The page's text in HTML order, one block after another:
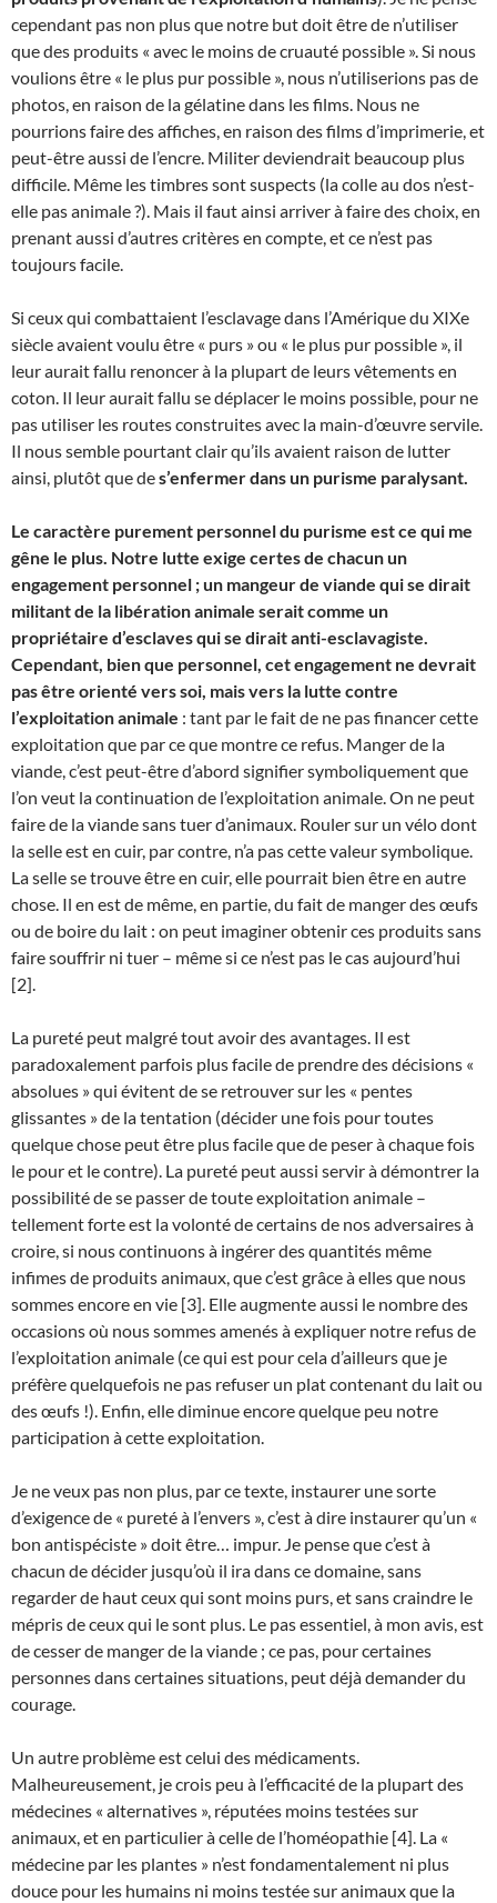
cependant pas non plus que notre but doit être de n’utiliser
que des produits « avec le moins de cruauté possible ». Si nous
voulions être « le plus pur possible », nous n’utiliserions pas de
photos, en raison de la gélatine dans les films. Nous ne
pourrions faire des affiches, en raison des films d’imprimerie, et
peut-être aussi de l’encre. Militer deviendrait beaucoup plus
difficile. Même les timbres sont suspects (la colle au dos n’est-
elle pas animale ?). Mais il faut ainsi arriver à faire des choix, en
prenant aussi d’autres critères en compte, et ce n’est pas
toujours facile.
Si ceux qui combattaient l’esclavage dans l’Amérique du XIXe
siècle avaient voulu être « purs » ou « le plus pur possible », il
leur aurait fallu renoncer à la plupart de leurs vêtements en
coton. Il leur aurait fallu se déplacer le moins possible, pour ne
pas utiliser les routes construites avec la main-d’œuvre servile.
Il nous semble pourtant clair qu’ils avaient raison de lutter
ainsi, plutôt que des’enfermer dans un purisme paralysant.
Le caractère purement personnel du purisme est ce qui me
gêne le plus. Notre lutte exige certes de chacun un
engagement personnel ; un mangeur de viande qui se dirait
militant de la libération animale serait comme un
propriétaire d’esclaves qui se dirait anti-esclavagiste.
Cependant, bien que personnel, cet engagement ne devrait
pas être orienté vers soi, mais vers la lutte contre
l’exploitation animale : tant par le fait de ne pas financer cette
exploitation que par ce que montre ce refus. Manger de la
viande, c’est peut-être d’abord signifier symboliquement que
l’on veut la continuation de l’exploitation animale. On ne peut
faire de la viande sans tuer d’animaux. Rouler sur un vélo dont
la selle est en cuir, par contre, n’a pas cette valeur symbolique.
La selle se trouve être en cuir, elle pourrait bien être en autre
chose. Il en est de même, en partie, du fait de manger des œufs
ou de boire du lait : on peut imaginer obtenir ces produits sans
faire souffrir ni tuer – même si ce n’est pas le cas aujourd’hui
[2].
La pureté peut malgré tout avoir des avantages. Il est
paradoxalement parfois plus facile de prendre des décisions «
absolues » qui évitent de se retrouver sur les « pentes
glissantes » de la tentation (décider une fois pour toutes
quelque chose peut être plus facile que de peser à chaque fois
le pour et le contre). La pureté peut aussi servir à démontrer la
possibilité de se passer de toute exploitation animale –
tellement forte est la volonté de certains de nos adversaires à
croire, si nous continuons à ingérer des quantités même
infimes de produits animaux, que c’est grâce à elles que nous
sommes encore en vie [3]. Elle augmente aussi le nombre des
occasions où nous sommes amenés à expliquer notre refus de
l’exploitation animale (ce qui est pour cela d’ailleurs que je
préfère quelquefois ne pas refuser un plat contenant du lait ou
des œufs !). Enfin, elle diminue encore quelque peu notre
participation à cette exploitation.
Je ne veux pas non plus, par ce texte, instaurer une sorte
d’exigence de « pureté à l’envers », c’est à dire instaurer qu’un «
bon antispéciste » doit être… impur. Je pense que c’est à
chacun de décider jusqu’où il ira dans ce domaine, sans
regarder de haut ceux qui sont moins purs, et sans craindre le
mépris de ceux qui le sont plus. Le pas essentiel, à mon avis, est
de cesser de manger de la viande ; ce pas, pour certaines
personnes dans certaines situations, peut déjà demander du
courage.
Un autre problème est celui des médicaments.
Malheureusement, je crois peu à l’efficacité de la plupart des
médecines « alternatives », réputées moins testées sur
animaux, et en particulier à celle de l’homéopathie [4]. La «
médecine par les plantes » n’est fondamentalement ni plus
douce pour les humains ni moins testée sur animaux que la